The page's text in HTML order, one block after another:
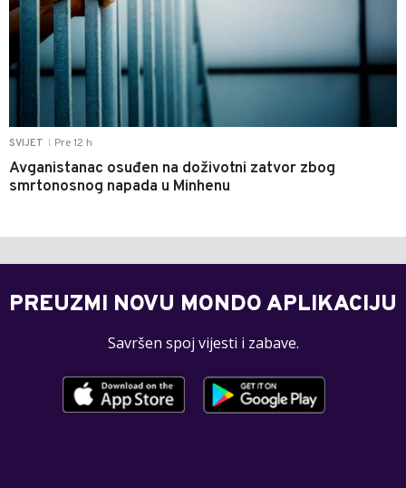
SVIJET Pre 12 h
Avganistanac osuđen na doživotni zatvor zbog
smrtonosnog napada u Minhenu
PREUZMI NOVU MONDO APLIKACIJU
Savršen spoj vijesti i zabave.